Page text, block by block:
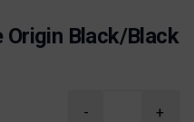
Origin Black/Black
- +